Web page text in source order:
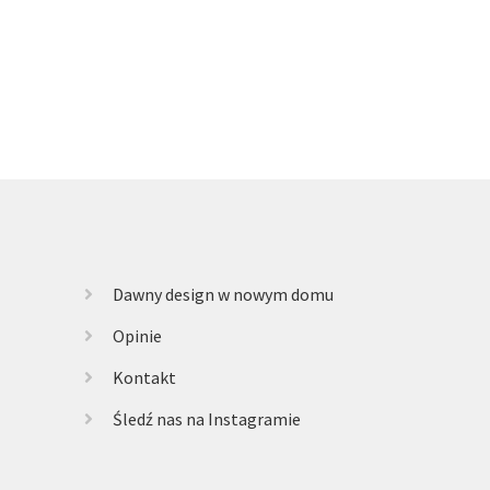
Dawny design w nowym domu
Opinie
Kontakt
Śledź nas na Instagramie